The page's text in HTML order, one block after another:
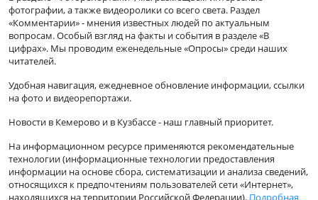
фотографии, а также видеоролики со всего света. Раздел
«Комментарии» - мнения известных людей по актуальным
вопросам. Особый взгляд на факты и события в разделе «В
цифрах». Мы проводим еженедельные «Опросы» среди наших
читателей.
Удобная навигация, ежедневное обновление информации, ссылки
на фото и видеорепортажи.
Новости в Кемерово и в Кузбассе - наш главный приоритет.
На информационном ресурсе применяются рекомендательные
технологии (информационные технологии предоставления
информации на основе сбора, систематизации и анализа сведений,
относящихся к предпочтениям пользователей сети «Интернет»,
находящихся на территории Российской Федерации).Подробная